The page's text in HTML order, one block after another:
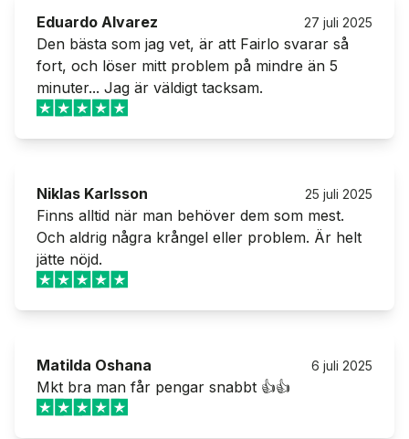
Omdöme av Eduardo Alvarez
Eduardo Alvarez 27 juli 2025
Den bästa som jag vet, är att Fairlo svarar så
fort, och löser mitt problem på mindre än 5
minuter... Jag är väldigt tacksam.
Eduardo Alvarez
Original omdöme
Omdöme av Niklas Karlsson
Niklas Karlsson 25 juli 2025
Finns alltid när man behöver dem som mest.
Och aldrig några krångel eller problem. Är helt
jätte nöjd.
Niklas Karlsson
Original omdöme
Omdöme av Matilda Oshana
Matilda Oshana 6 juli 2025
Mkt bra man får pengar snabbt 👍👍
Matilda Oshana
Original omdöme